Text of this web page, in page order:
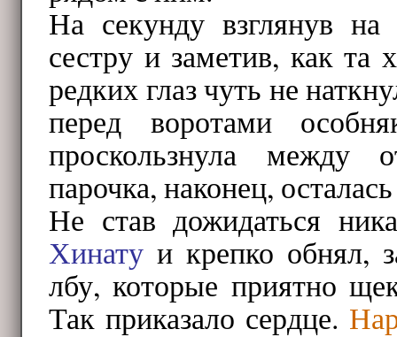
На секунду взглянув
сестру и заметив, как та
редких глаз чуть не
перед воротами
проскользнула между
парочка, наконец,
Не став дожидаться
Хинату и крепко обнял,
лбу, которые приятно
Так приказало сердце.